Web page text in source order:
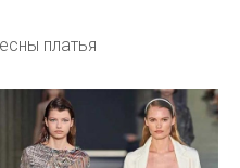
платья